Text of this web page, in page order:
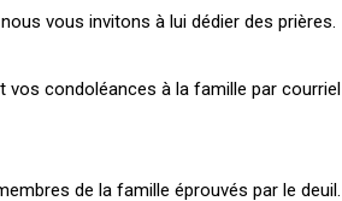
vous invitons à lui dédier des prières.
condoléances à la famille par courriel
de la famille éprouvés par le deuil.